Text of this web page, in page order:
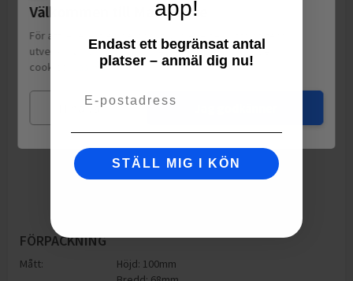
FÖRPACKNING
Mått:
Höjd: 100mm
Välkommen till Matspar.se
För att leverera en personlig upplevelse, mäta sajtens
utveckling och ha sociala medier-koppling använder vi
cookies.
Läs mer
Mina val
app!
Endast ett begränsat antal
platser – anmäl dig nu!
STÄLL MIG I KÖN